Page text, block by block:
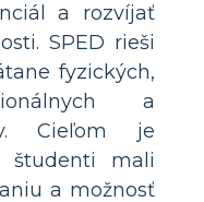
a rozvíjať
SPED rieši
fyzických,
a
Cieľom je
študenti mali
a možnosť